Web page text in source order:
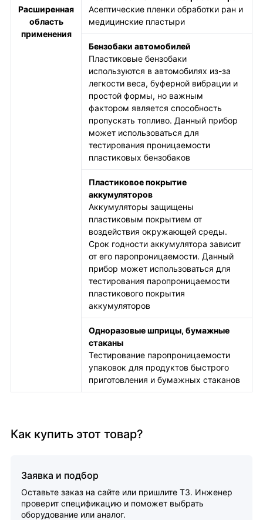
Расширенная
область
применения
Асептические пленки обработки ран и
медицинские пластыри
Бензобаки автомобилей
Пластиковые бензобаки
используются в автомобилях из-за
легкости веса, буферной вибрации и
простой формы, но важным
фактором является способность
пропускать топливо. Данный прибор
может использоваться для
тестирования проницаемости
пластиковых бензобаков
Пластиковое покрытие
аккумуляторов
Аккумуляторы защищены
пластиковым покрытием от
воздействия окружающей среды.
Срок годности аккумулятора зависит
от его паропроницаемости. Данный
прибор может использоваться для
тестирования паропроницаемости
пластикового покрытия
аккумуляторов
Одноразовые шприцы, бумажные
стаканы
Тестирование паропроницаемости
упаковок для продуктов быстрого
приготовления и бумажных стаканов
Как купить этот товар?
Заявка и подбор
Оставьте заказ на сайте или пришлите ТЗ. Инженер
проверит спецификацию и поможет выбрать
оборудование или аналог.